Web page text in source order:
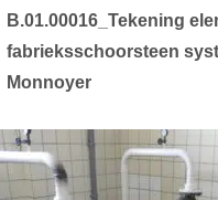
B.01.00016_Tekening
fabrieksschoorsteen
Monnoyer